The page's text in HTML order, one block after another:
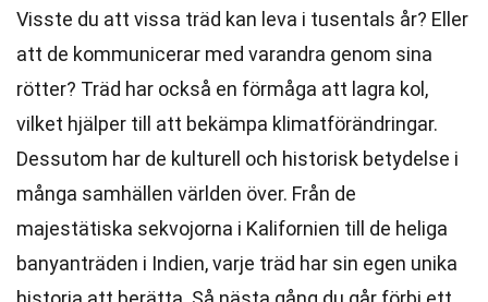
Visste du att vissa träd kan leva i tusentals år? Eller
att de kommunicerar med varandra genom sina
rötter? Träd har också en förmåga att lagra kol,
vilket hjälper till att bekämpa klimatförändringar.
Dessutom har de kulturell och historisk betydelse i
många samhällen världen över. Från de
majestätiska sekvojorna i Kalifornien till de heliga
banyanträden i Indien, varje träd har sin egen unika